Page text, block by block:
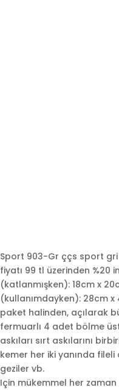
Sport 903-Gr ççs sport
fiyatı 99 tl üzerinden %20
(katlanmışken): 18cm x
(kullanımdayken): 28cm
paket halinden, açılarak
fermuarlı 4 adet bölme
askıları sırt askılarını
kemer her iki yanında
geziler vb.
Için mükemmel her